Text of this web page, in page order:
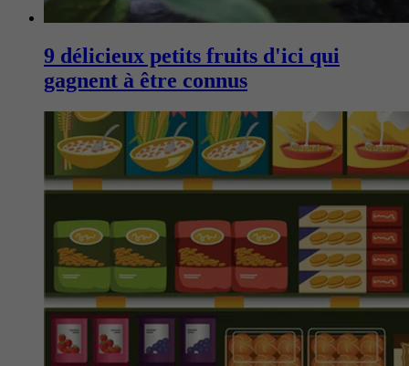
9 délicieux petits fruits d'ici qui
gagnent à être connus